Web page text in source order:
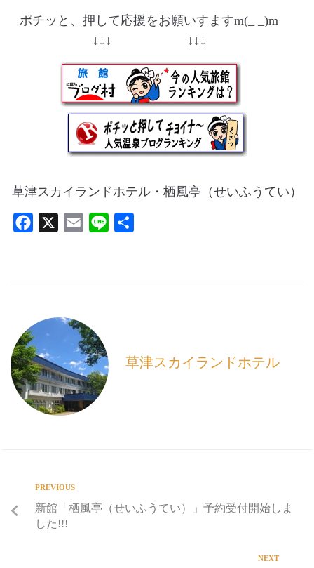
ポチッと、押して応援をお願いすますm(_ _)m
↓↓↓ ↓↓↓
草津スカイランドホテル・栖風亭（せいふうてい）
o
o
k
草津スカイランドホテル
PREVIOUS
新館「栖風亭（せいふうてい）」予約受付開始しま
した!!!
NEXT